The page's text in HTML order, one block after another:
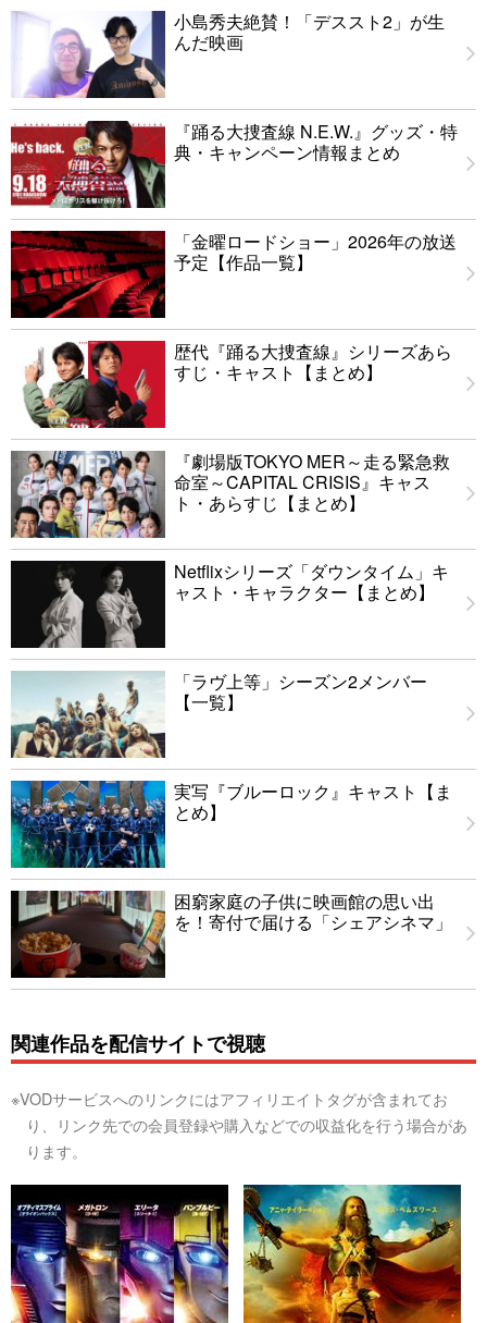
小島秀夫絶賛！「デススト2」が生
んだ映画
『踊る大捜査線 N.E.W.』グッズ・特
典・キャンペーン情報まとめ
「金曜ロードショー」2026年の放送
予定【作品一覧】
歴代『踊る大捜査線』シリーズあら
すじ・キャスト【まとめ】
『劇場版TOKYO MER～走る緊急救
命室～CAPITAL CRISIS』キャス
ト・あらすじ【まとめ】
Netflixシリーズ「ダウンタイム」キ
ャスト・キャラクター【まとめ】
「ラヴ上等」シーズン2メンバー
【一覧】
実写『ブルーロック』キャスト【ま
とめ】
困窮家庭の子供に映画館の思い出
を！寄付で届ける「シェアシネマ」
関連作品を配信サイトで視聴
※VODサービスへのリンクにはアフィリエイトタグが含まれてお
り、リンク先での会員登録や購入などでの収益化を行う場合があ
ります。